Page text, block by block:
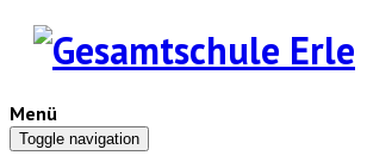
Menü
Toggle navigation